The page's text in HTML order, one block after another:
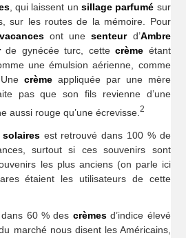
, qui laissent un sillage parfumé sur
sur les routes de la mémoire. Pour
vacancesont unesenteurd’Ambre
de gynécée turc, cettecrème étant
une émulsion aérienne, comme
crèmeappliquée par une mère
pas que son fils revienne d’une
aussi rouge qu’une écrevisse.2
solairesest retrouvé dans 100 % de
surtout si ces souvenirs sont
les plus anciens (on parle ici
étaient les utilisateurs de cette
60 % des crèmesd’indice élevé
marché nous disent les Américains,